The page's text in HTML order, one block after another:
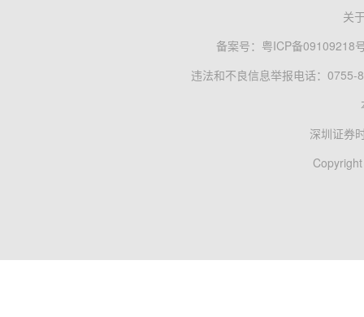
关
备案号： 粤ICP备09109218
违法和不良信息举报电话：0755-
深圳证券